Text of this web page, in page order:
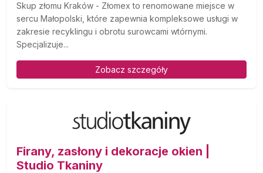
Skup złomu Kraków - Złomex to renomowane miejsce w
sercu Małopolski, które zapewnia kompleksowe usługi w
zakresie recyklingu i obrotu surowcami wtórnymi.
Specjalizuje...
Zobacz szczegóły
Firany, zasłony i dekoracje okien |
Studio Tkaniny